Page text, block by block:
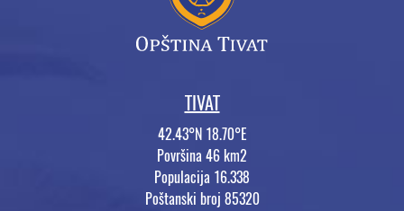
TIVAT
42.43°N 18.70°E
Površina 46 km2
Populacija 16.338
Poštanski broj 85320